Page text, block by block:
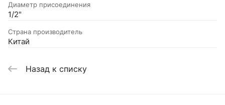
Диаметр присоединения
1/2"
Страна производитель
Китай
Назад к списку